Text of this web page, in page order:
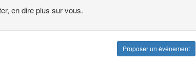
en dire plus sur vous.
Proposer un événement